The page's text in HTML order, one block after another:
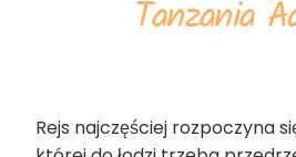
Tanzania
Rejs najczęściej rozpoczyna